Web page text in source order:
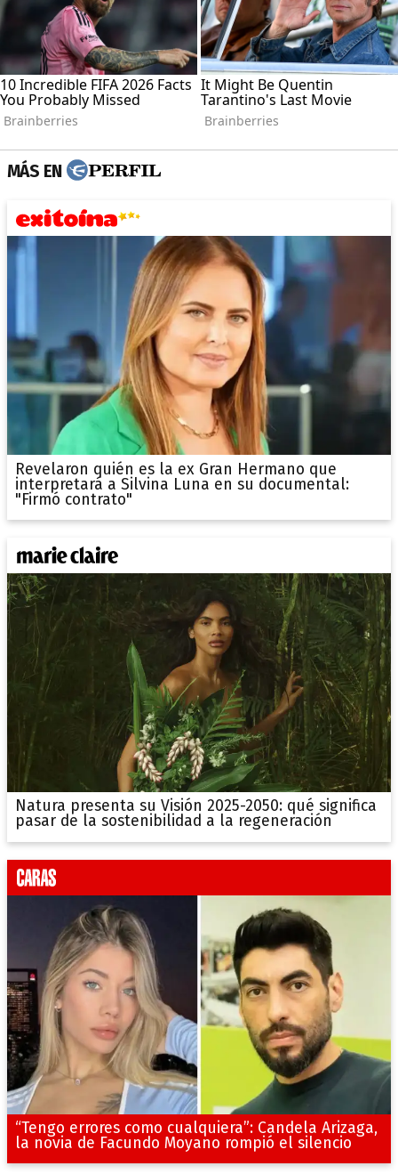
MÁS EN
Revelaron quién es la ex Gran Hermano que
interpretará a Silvina Luna en su documental:
"Firmó contrato"
Natura presenta su Visión 2025-2050: qué significa
pasar de la sostenibilidad a la regeneración
“Tengo errores como cualquiera”: Candela Arizaga,
la novia de Facundo Moyano rompió el silencio